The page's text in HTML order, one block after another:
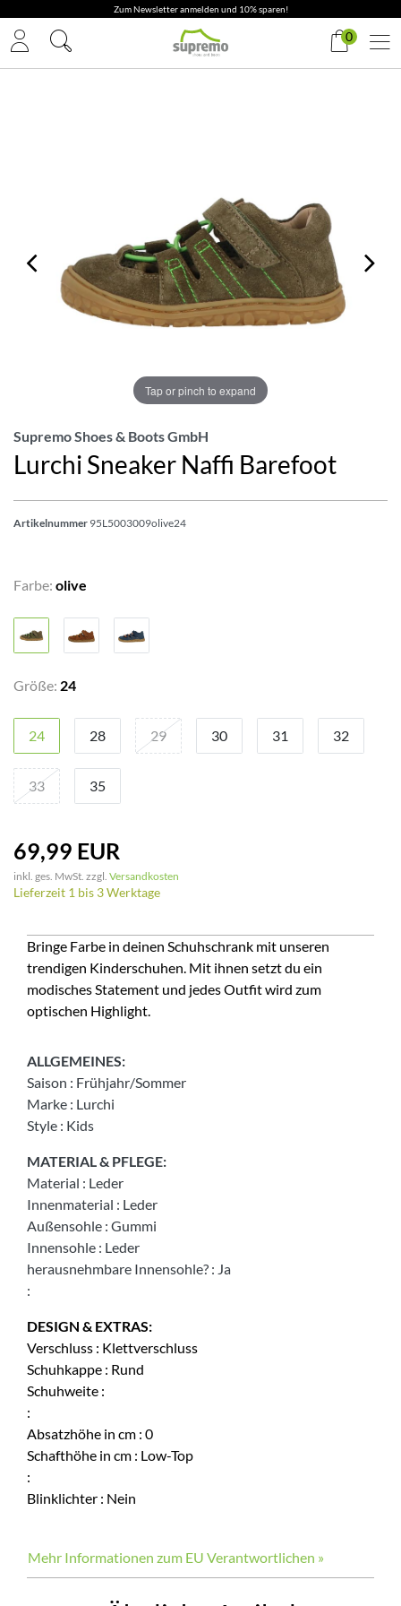
Zum Newsletter anmelden und 10% sparen!
0
Tap or pinch to expand
Supremo Shoes & Boots GmbH
Lurchi Sneaker Naffi Barefoot
Artikelnummer 95L5003009olive24
Farbe: olive
Größe: 24
24 28 29 30 31 32
33 35
69,99 EUR
inkl. ges. MwSt. zzgl. Versandkosten
Lieferzeit 1 bis 3 Werktage
Bringe Farbe in deinen Schuhschrank mit unseren
trendigen Kinderschuhen. Mit ihnen setzt du ein
modisches Statement und jedes Outfit wird zum
optischen Highlight.
ALLGEMEINES:
Saison : Frühjahr/Sommer
Marke : Lurchi
Style : Kids
MATERIAL & PFLEGE:
Material : Leder
Innenmaterial : Leder
Außensohle : Gummi
Innensohle : Leder
herausnehmbare Innensohle? : Ja
:
DESIGN & EXTRAS:
Verschluss : Klettverschluss
Schuhkappe : Rund
Schuhweite :
:
Absatzhöhe in cm : 0
Schafthöhe in cm : Low-Top
:
Blinklichter : Nein
Mehr Informationen zum EU Verantwortlichen »